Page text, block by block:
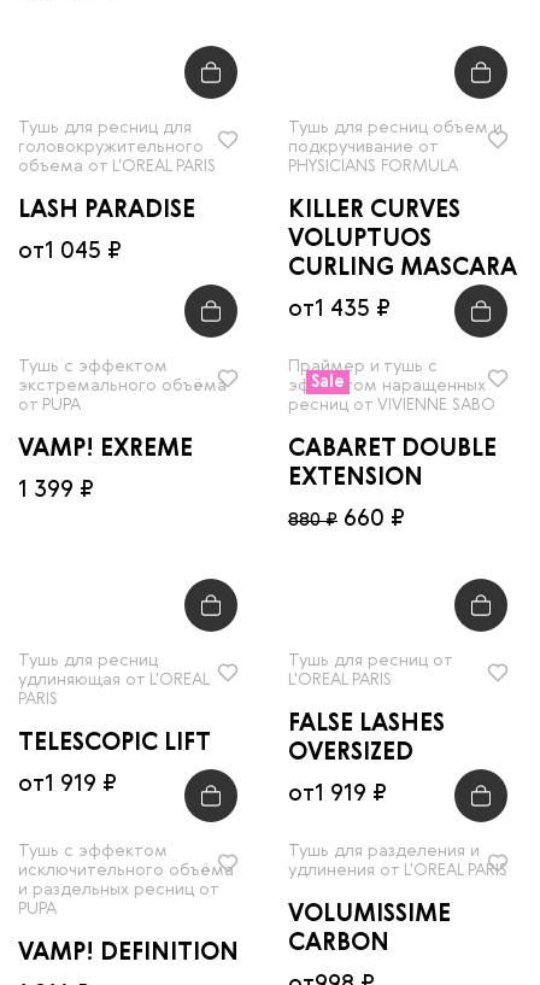
Тушь для ресниц для
головокружительного
объема от L'OREAL PARIS
LASH PARADISE
от1 045 ₽
Тушь для ресниц объем и
подкручивание от
PHYSICIANS FORMULA
KILLER CURVES
VOLUPTUOS
CURLING MASCARA
от1 435 ₽
Тушь с эффектом
экстремального объёма
от PUPA
VAMP! EXREME
1 399 ₽
Sale
Праймер и тушь с
эффектом наращенных
ресниц от VIVIENNE SABO
CABARET DOUBLE
EXTENSION
660 ₽
880 ₽
Тушь для ресниц
удлиняющая от L'OREAL
PARIS
TELESCOPIC LIFT
от1 919 ₽
Тушь для ресниц от
L'OREAL PARIS
FALSE LASHES
OVERSIZED
от1 919 ₽
Тушь с эффектом
исключительного объёма
и раздельных ресниц от
PUPA
VAMP! DEFINITION
Тушь для разделения и
удлинения от L'OREAL PARIS
VOLUMISSIME
CARBON